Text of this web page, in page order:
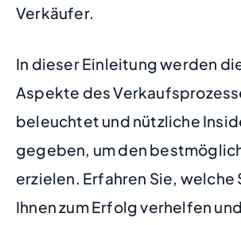
Verkäufer.
In dieser Einleitung werden
Aspekte des
beleuchtet und nützliche
gegeben, um den
erzielen. Erfahren Sie,
Ihnen zum Erfolg verhelfen